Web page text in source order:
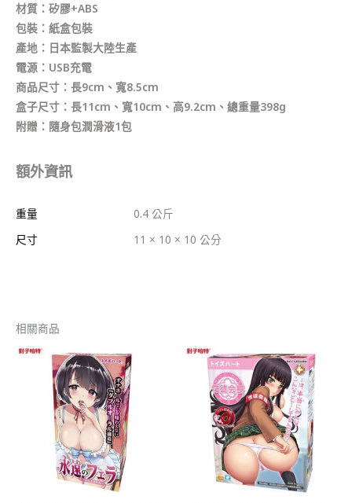
材質：矽膠+ABS
包裝：紙盒包裝
產地：日本監製大陸生產
電源：USB充電
商品尺寸：長9cm、寬8.5cm
盒子尺寸：長11cm、寬10cm、高9.2cm、總重量398g
附贈：隨身包潤滑液1包
額外資訊
重量
0.4 公斤
尺寸
11 × 10 × 10 公分
相關商品